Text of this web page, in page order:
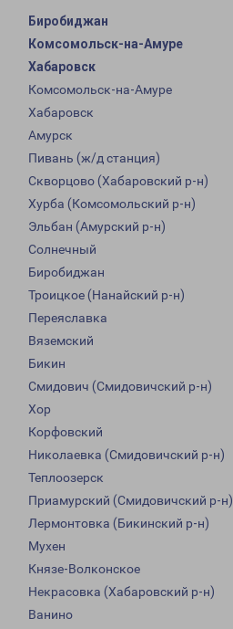
Биробиджан
Комсомольск-на-Амуре
Хабаровск
Комсомольск-на-Амуре
Хабаровск
Амурск
Пивань (ж/д станция)
Скворцово (Хабаровский р-н)
Хурба (Комсомольский р-н)
Эльбан (Амурский р-н)
Солнечный
Биробиджан
Троицкое (Нанайский р-н)
Переяславка
Вяземский
Бикин
Смидович (Смидовичский р-н)
Хор
Корфовский
Николаевка (Смидовичский р-н)
Теплоозерск
Приамурский (Смидовичский р-н)
Лермонтовка (Бикинский р-н)
Мухен
Князе-Волконское
Некрасовка (Хабаровский р-н)
Ванино